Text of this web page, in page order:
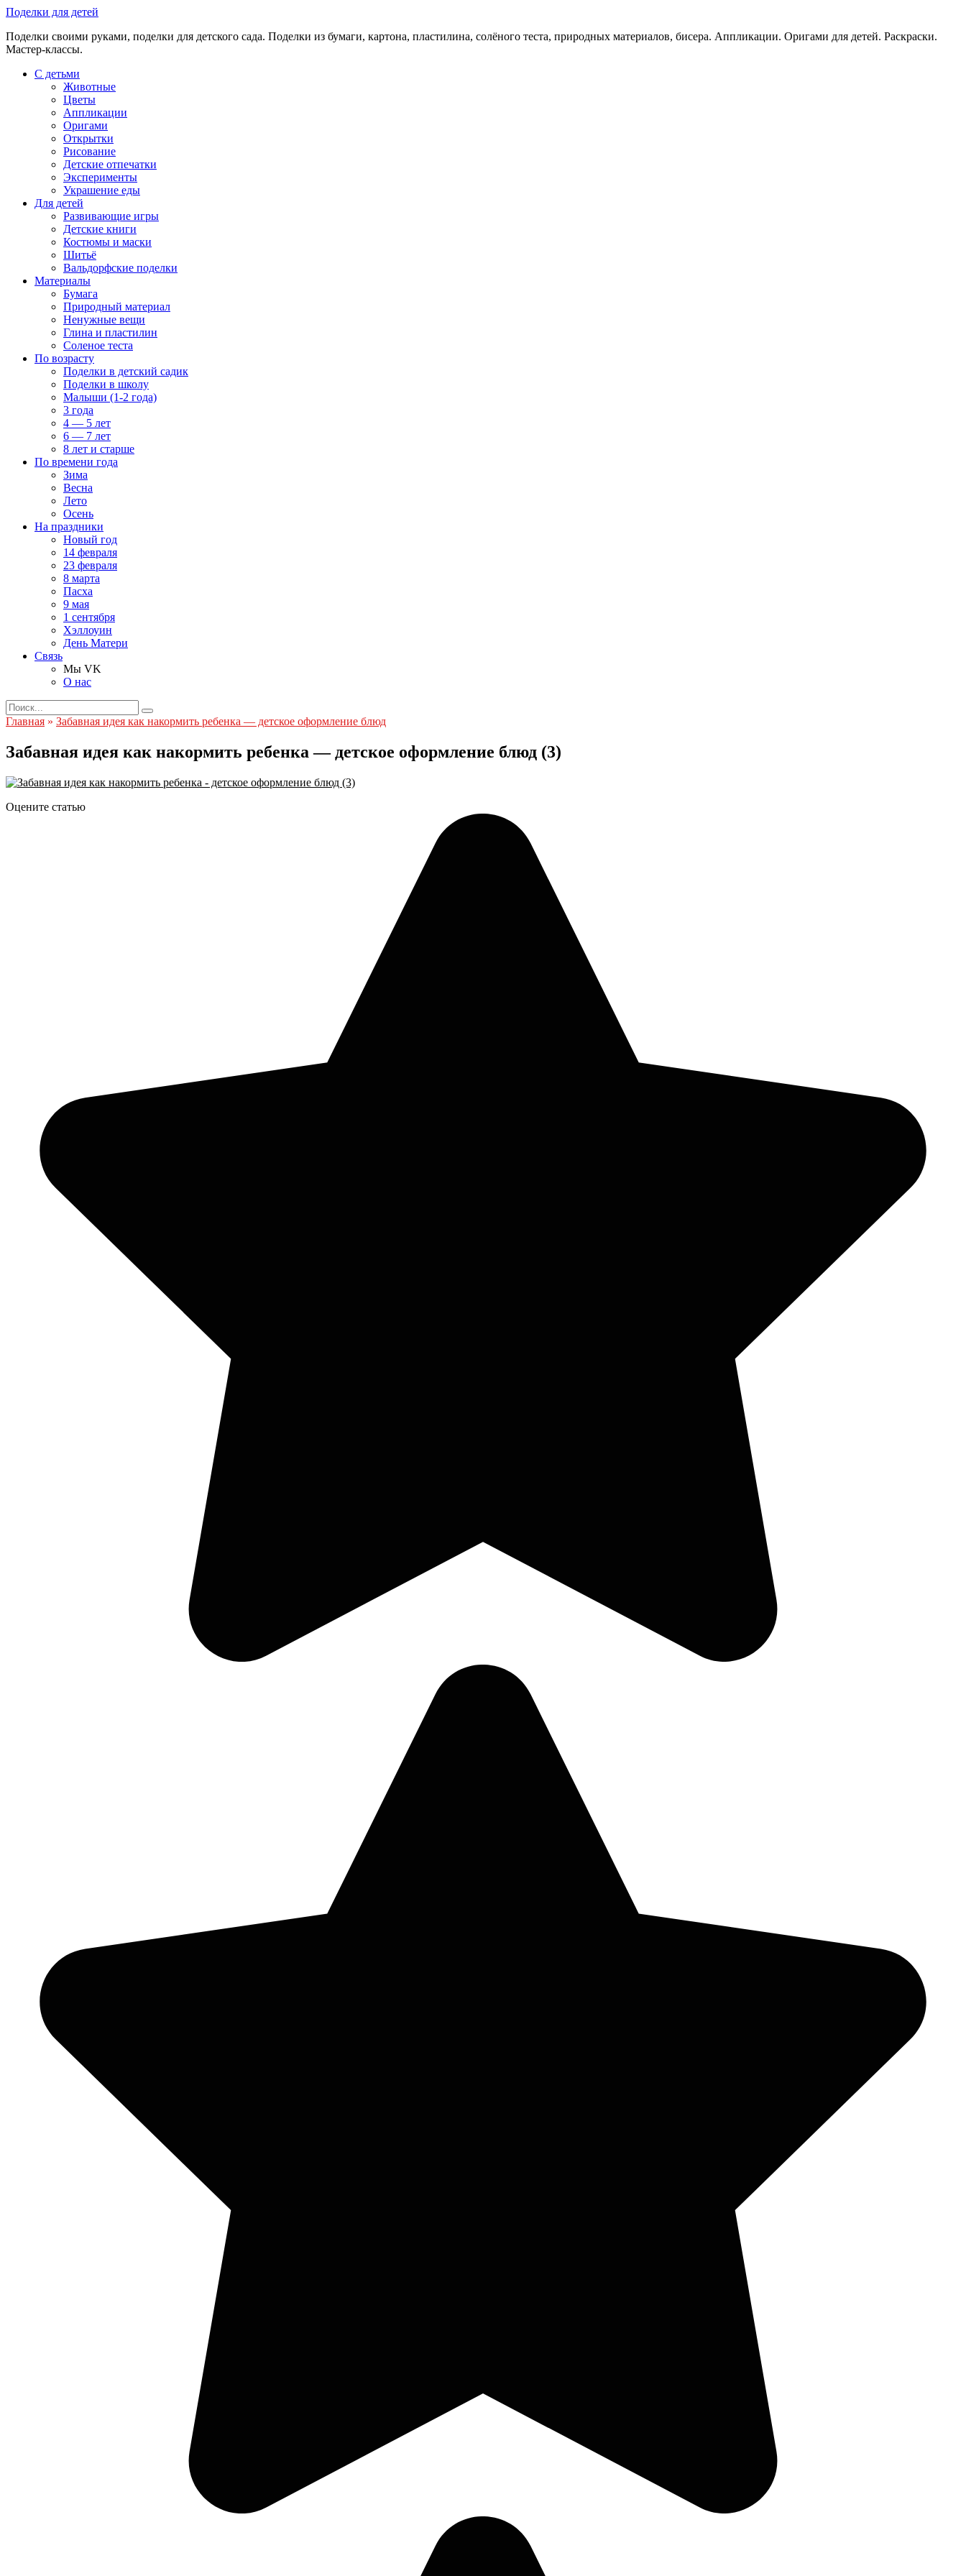
Skip
content
Поделки для детей
Поделки своими руками, поделки для детского сада. Поделки из бумаги, картона, пластилина, солёного теста, природных материалов, бисера. Аппликации. Оригами для детей. Раскраски.
Мастер-классы.
С детьми
Животные
Цветы
Аппликации
Оригами
Открытки
Рисование
Детские отпечатки
Эксперименты
Украшение еды
Для детей
Развивающие игры
Детские книги
Костюмы и маски
Шитьё
Вальдорфские поделки
Материалы
Бумага
Природный материал
Ненужные вещи
Глина и пластилин
Соленое теста
По возрасту
Поделки в детский садик
Поделки в школу
Малыши (1-2 года)
3 года
4 — 5 лет
6 — 7 лет
8 лет и старше
По времени года
Зима
Весна
Лето
Осень
На праздники
Новый год
14 февраля
23 февраля
8 марта
Пасха
9 мая
1 сентября
Хэллоуин
День Матери
Связь
Мы VK
О нас
Search
for:
Главная » Забавная идея как накормить ребенка — детское оформление блюд
Забавная идея как накормить ребенка — детское оформление блюд (3)
Оцените статью